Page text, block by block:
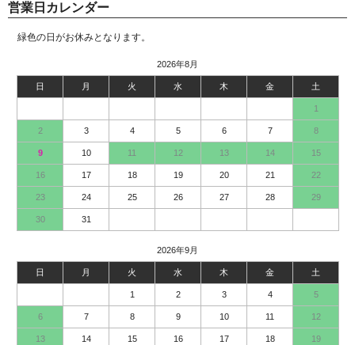
営業日カレンダー
緑色の日がお休みとなります。
2026年8月
日 月 火 水 木 金 土
1
2 3 4 5 6 7 8
9 10 11 12 13 14 15
16 17 18 19 20 21 22
23 24 25 26 27 28 29
30 31
2026年9月
日 月 火 水 木 金 土
1 2 3 4 5
6 7 8 9 10 11 12
13 14 15 16 17 18 19